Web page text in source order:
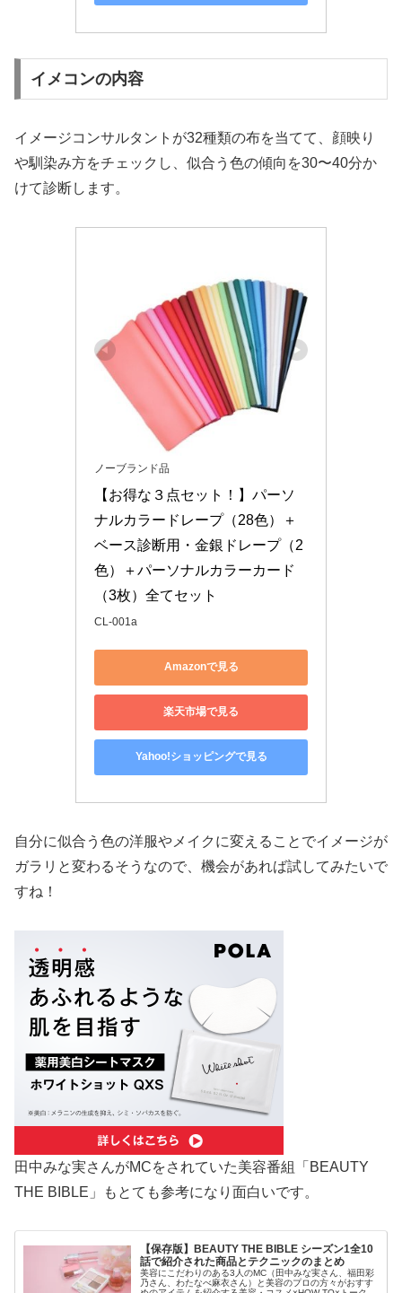
イメコンの内容
イメージコンサルタントが32種類の布を当てて、顔映り
や馴染み方をチェックし、似合う色の傾向を30〜40分か
けて診断します。
ノーブランド品
【お得な３点セット！】パーソ
ナルカラードレープ（28色）＋
ベース診断用・金銀ドレープ（2
色）＋パーソナルカラーカード
（3枚）全てセット
CL-001a
Amazonで見る
楽天市場で見る
Yahoo!ショッピングで見る
自分に似合う色の洋服やメイクに変えることでイメージが
ガラリと変わるそうなので、機会があれば試してみたいで
すね！
田中みな実さんがMCをされていた美容番組「BEAUTY
THE BIBLE」もとても参考になり面白いです。
【保存版】BEAUTY THE BIBLE シーズン1全10
話で紹介された商品とテクニックのまとめ
美容にこだわりのある3人のMC（田中みな実さん、福田彩
乃さん、わたなべ麻衣さん）と美容のプロの方々がおすす